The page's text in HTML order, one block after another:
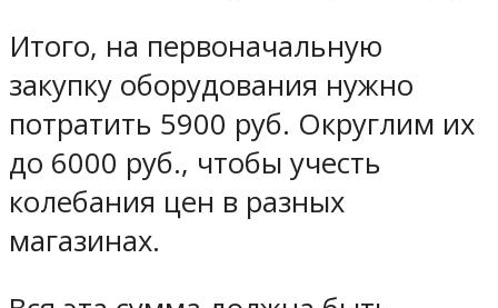
Итого, на первоначальную
закупку оборудования нужно
потратить 5900 руб. Округлим их
до 6000 руб., чтобы учесть
колебания цен в разных
магазинах.